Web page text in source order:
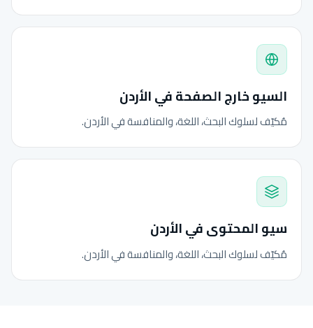
السيو خارج الصفحة في الأردن
مُكيّف لسلوك البحث، اللغة، والمنافسة في الأردن.
سيو المحتوى في الأردن
مُكيّف لسلوك البحث، اللغة، والمنافسة في الأردن.